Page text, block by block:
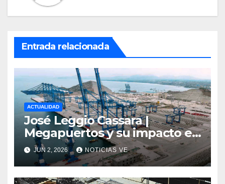
Entrada relacionada
ACTUALIDAD
José Leggio Cassara |
Megapuertos y su impacto en
el turismo y el comercio
global
JUN 2, 2026 NOTICIAS VE